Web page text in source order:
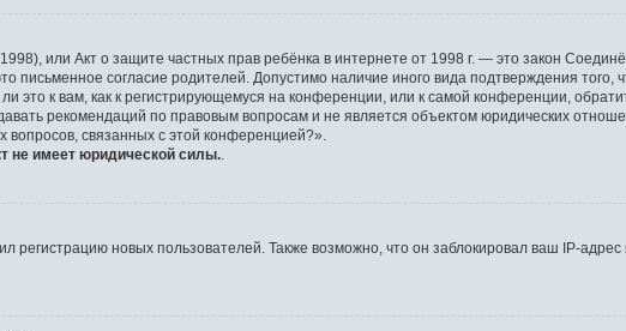
или Акт о защите частных прав ребёнка в интернете от 1998 г. — это закон
письменное согласие родителей. Допустимо наличие иного вида подтверждения
это к вам, как к регистрирующемуся на конференции, или к самой конференции,
рекомендаций по правовым вопросам и не является объектом юридических
вопросов, связанных с этой конференцией?».
не имеет юридической силы.
регистрацию новых пользователей. Также возможно, что он заблокировал ваш IP-